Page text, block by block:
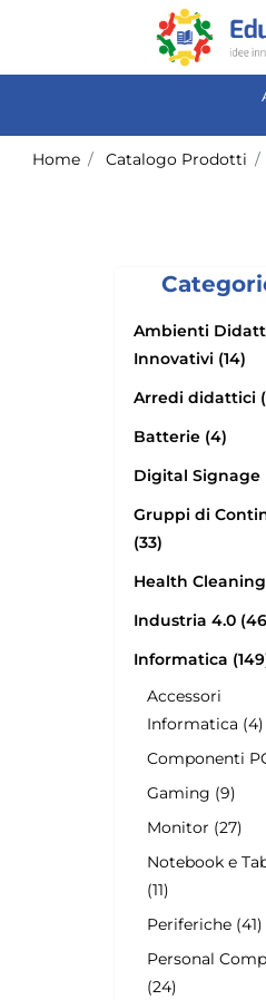
Home Catalogo Prodotti
Ambienti
Innovativi (14)
Arredi didattici
Batterie (4)
Digital Signage
Gruppi di
(33)
Health
Industria 4.0
Informatica
Accessori
Informatica (4)
Componenti
Gaming (9)
Monitor (27)
Notebook e
(11)
Periferiche (41)
Personal
(24)